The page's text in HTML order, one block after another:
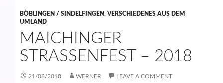
BÖBLINGEN / SINDELFINGEN, VERSCHIEDENES AUS DEM
UMLAND
MAICHINGER
STRASSENFEST – 2018
21/08/2018 WERNER LEAVE A COMMENT